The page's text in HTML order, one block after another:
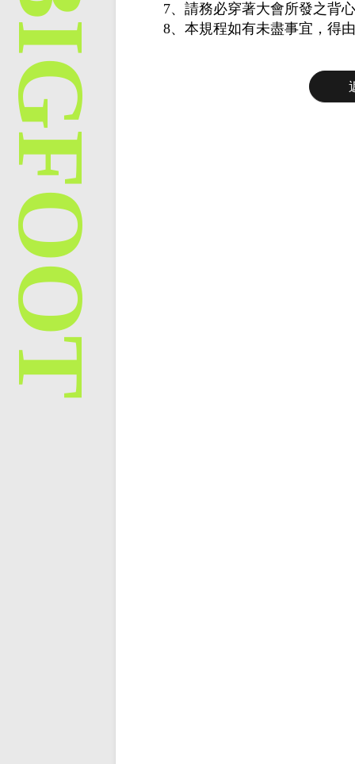
7、請務必穿著大會所發之背
8、本規程如有未盡事宜，得